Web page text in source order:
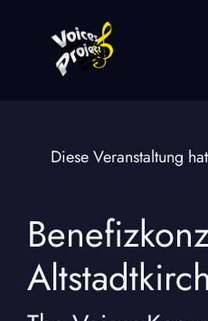
Diese Veranstaltung